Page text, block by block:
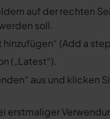
auf der rechten
soll.
(Add a
(„Latest“).
aus und klicken
erstmaliger